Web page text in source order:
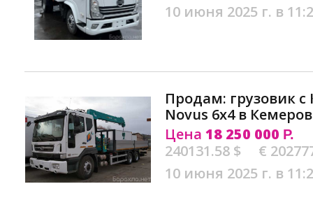
10 июня 2025 г. в
Продам: грузовик с
Novus 6х4 в
Цена 18 250 000 Р.
240131.58 $
€
10 июня 2025 г. в